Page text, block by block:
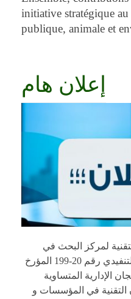
initiative stratégique au
publique, animale et
إعلان هام
لمركز البحث في
البيئة و عملا بأحكام المرسوم التنفيدي رقم 20-199 المؤرخ
باللجان الإدارية المتساوية
التقنية في المؤسسات و